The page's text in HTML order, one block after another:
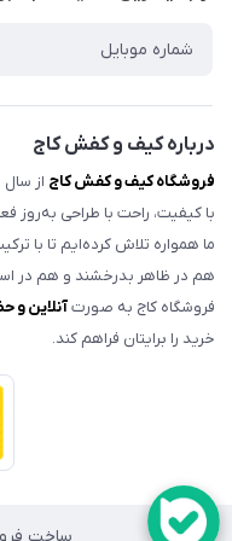
کیف زنانه
مدلهای تک سایز و حراجی
تماس با ما
درباره کیف و کفش کاج
فروشگاه کیف و کفش کاج
با کیفیت، راحت با طراحی به‌روز
ما همواره تلاش کرده‌ایم تا با
هم در ظاهر بدرخشند و هم در
فروشگاه کاج به صورتآنلاین و
خرید را برایتان فراهم کند.